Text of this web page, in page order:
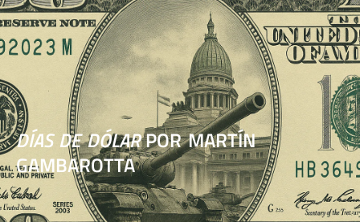
DÍAS DE DÓLARPOR MARTÍN
GAMBAROTTA